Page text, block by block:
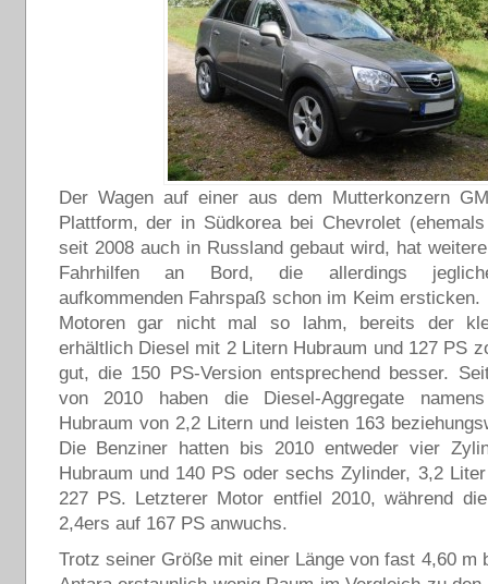
Der Wagen auf einer aus dem Mutterkonzern
Plattform, der in Südkorea bei Chevrolet
seit 2008 auch in Russland gebaut wird, hat
Fahrhilfen an Bord, die allerdings
aufkommenden Fahrspaß schon im Keim ersticken.
Motoren gar nicht mal so lahm, bereits der
erhältlich Diesel mit 2 Litern Hubraum und 127 PS
gut, die 150 PS-Version entsprechend besser.
von 2010 haben die Diesel-Aggregate
Hubraum von 2,2 Litern und leisten 163
Die Benziner hatten bis 2010 entweder vier
Hubraum und 140 PS oder sechs Zylinder, 3,2
227 PS. Letzterer Motor entfiel 2010, während
2,4ers auf 167 PS anwuchs.
Trotz seiner Größe mit einer Länge von fast 4,60 m